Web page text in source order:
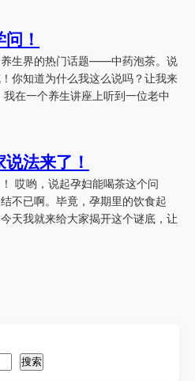
！
养生界的热门话题——中药泡茶。说
你知道为什么我这么说吗？让我来
在一个养生讲座上听到一位老中
法来了！
哎哟，说起孕妇能喝茶这个问
不已啊。毕竟，孕期里的饮食起
天我就来给大家揭开这个谜底，让
搜索